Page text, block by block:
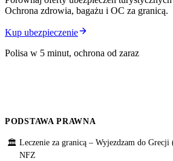
Ochrona zdrowia, bagażu i OC za granicą.
Kup ubezpieczenie
Polisa w 5 minut, ochrona od zaraz
PODSTAWA PRAWNA
🏛 Leczenie za granicą – Wyjezdzam do
NFZ